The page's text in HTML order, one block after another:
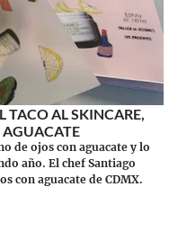
TACO AL SKINCARE,
AGUACATE
de ojos con aguacate y lo
año. El chef Santiago
con aguacate de CDMX.